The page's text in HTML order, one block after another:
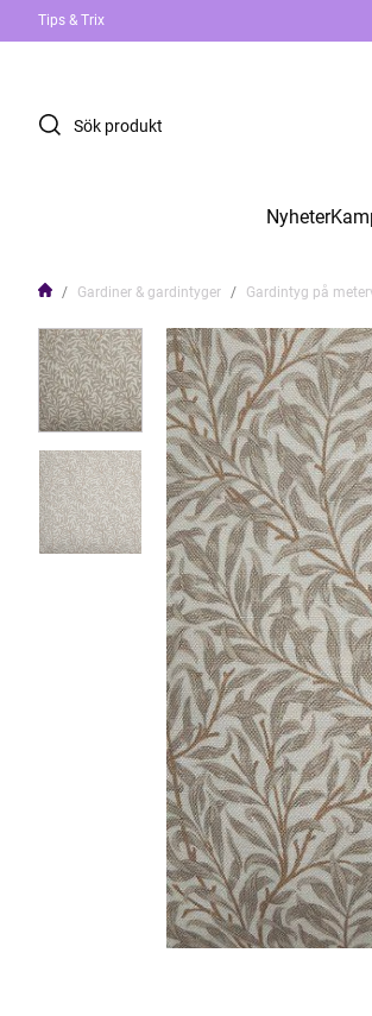
Tips & Trix
Nyheter
Gardiner & gardintyger Gardintyg på